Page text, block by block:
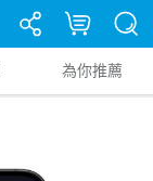
為你推薦